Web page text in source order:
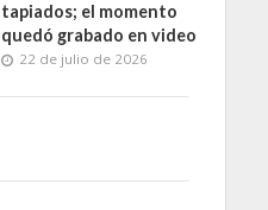
tapiados; el momento
quedó grabado en video
22 de julio de 2026